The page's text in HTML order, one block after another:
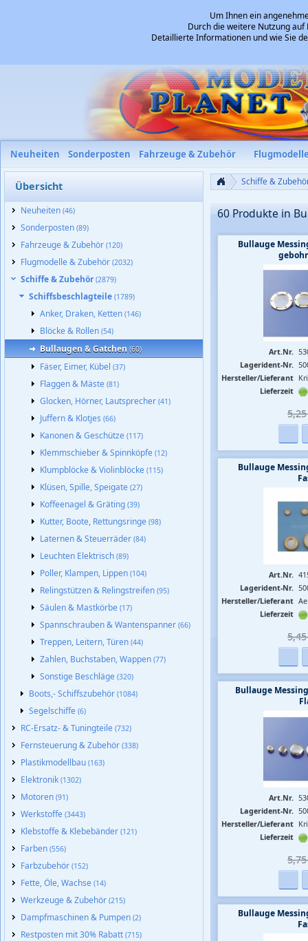
Neuheiten Sonderposten Fahrzeuge & Zubehör
Übersicht
Neuheiten (46)
Sonderposten (89)
Fahrzeuge & Zubehör (120)
Flugmodelle & Zubehör (2032)
Schiffe & Zubehör(2879)
Schiffsbeschlagteile (1789)
Anker, Draken, Ketten (146)
Blöcke & Rollen (54)
Bullaugen & Gatchen (60)
Fäser, Eimer, Kübel (37)
Flaggen & Mäste (81)
Glocken, Hörner, Lautsprecher (41)
Juffern & Klotjes (66)
Kanonen & Geschütze (117)
Klemmschieber & Spinnköpfe (12)
Klumpblöcke & Violinblöcke (115)
Klüsen, Spille, Speigate (27)
Koffeenagel & Gräting (39)
Kutter, Boote, Rettungsringe (98)
Laternen & Steuerräder (84)
Leuchten Elektrisch (89)
Poller, Klampen, Lippen (104)
Relingstützen & Relingstreifen (95)
Säulen & Mastkörbe (17)
Spannschrauben & Wantenspanner (66)
Treppen, Leitern, Türen (44)
Zahlen, Buchstaben, Wappen (77)
Sonstige Beschläge (320)
Boots,- Schiffszubehör (1084)
Segelschiffe (6)
RC-Ersatz- & Tuningteile (732)
Fernsteuerung & Zubehör (338)
Plastikmodellbau (163)
Elektronik (1302)
Motoren (91)
Werkstoffe (3443)
Klebstoffe & Klebebänder (121)
Farben (556)
Farbzubehör (152)
Fette, Öle, Wachse (14)
Werkzeuge & Zubehör (215)
Dampfmaschinen & Pumpen (2)
Restposten mit 30% Rabatt (715)
Um Ihnen ein
Durch die weitere Nutzung
Detaillierte Informationen und wie Sie
Schiffe &
60 Produkte in
Bullauge
Art.Nr.
Lagerident-Nr.
Hersteller/Lieferant
Lieferzeit
5,25
Bullauge
Art.Nr.
Lagerident-Nr.
Hersteller/Lieferant
Lieferzeit
5,45
Bullauge
Art.Nr.
Lagerident-Nr.
Hersteller/Lieferant
Lieferzeit
5,75
Bullauge